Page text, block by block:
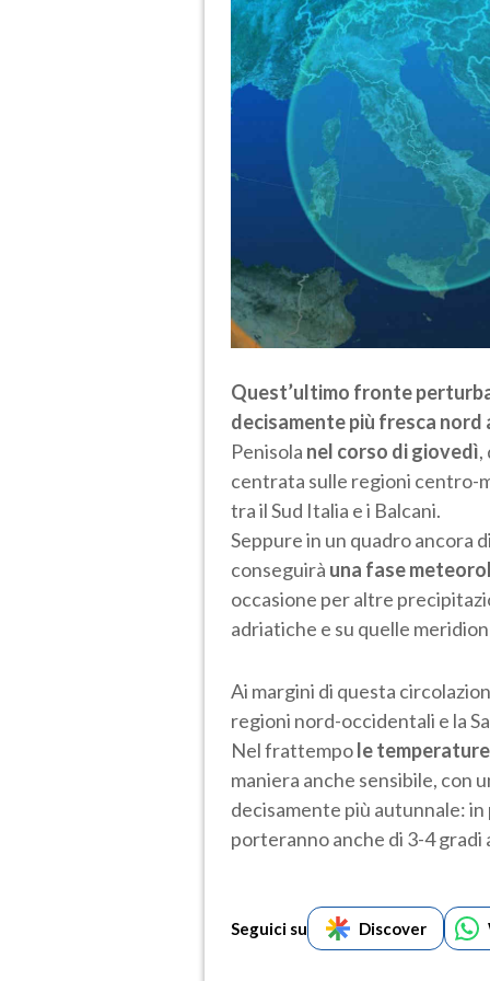
Quest’ultimo fronte
decisamente più fresca
Penisola nel corso di giovedì,
centrata sulle regioni centro-
tra il Sud Italia e i Balcani.
Seppure in un quadro ancora
conseguirà una fase
occasione per altre
adriatiche e su quelle
Ai margini di questa
regioni nord-occidentali e la
Nel frattempole
maniera anche sensibile, con
decisamente più autunnale:
porteranno anche di 3-4 gradi
Seguici su Discover